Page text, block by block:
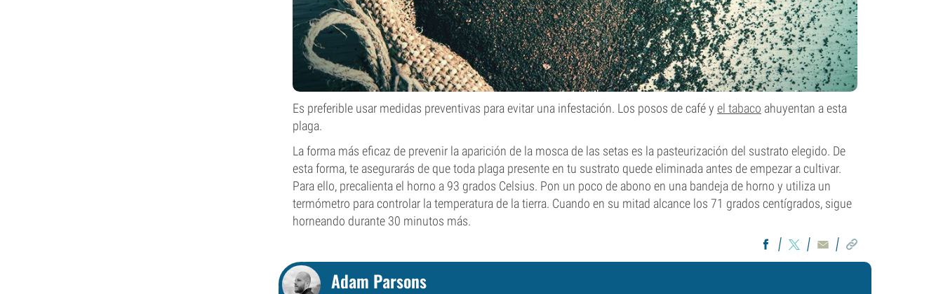
Es preferible usar medidas preventivas para evitar una infestación. Los posos de café y el tabaco ahuyentan a esta
plaga.
La forma más eficaz de prevenir la aparición de la mosca de las setas es la pasteurización del sustrato elegido. De
esta forma, te asegurarás de que toda plaga presente en tu sustrato quede eliminada antes de empezar a cultivar.
Para ello, precalienta el horno a 93 grados Celsius. Pon un poco de abono en una bandeja de horno y utiliza un
termómetro para controlar la temperatura de la tierra. Cuando en su mitad alcance los 71 grados centígrados, sigue
horneando durante 30 minutos más.
Adam Parsons